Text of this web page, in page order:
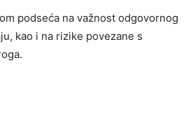
podseća na važnost odgovornog
kao i na rizike povezane s